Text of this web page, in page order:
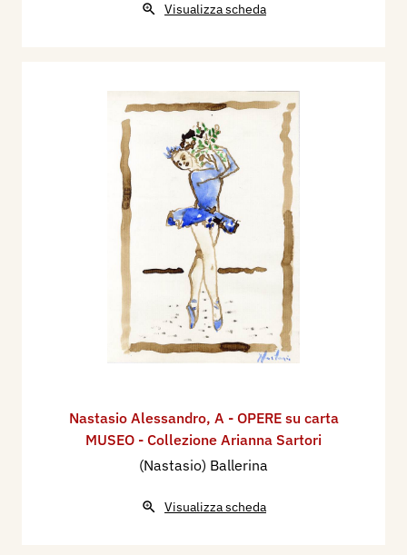
Visualizza scheda
Nastasio Alessandro, A - OPERE su carta
MUSEO - Collezione Arianna Sartori
(Nastasio) Ballerina
Visualizza scheda